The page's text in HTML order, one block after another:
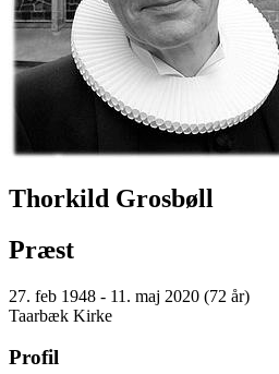
Thorkild Grosbøll
Præst
27. feb 1948 - 11. maj 2020 (72 år)
Taarbæk Kirke
Profil